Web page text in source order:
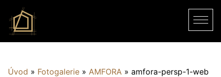
Úvod » Fotogalerie » AMFORA » amfora-persp-1-web